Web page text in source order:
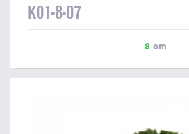
K01-8-07
8 cm